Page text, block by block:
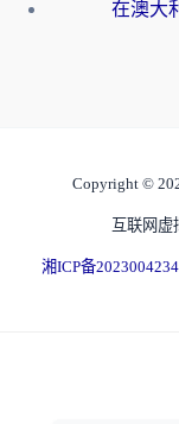
Copyright ©
互联网虚
湘ICP备